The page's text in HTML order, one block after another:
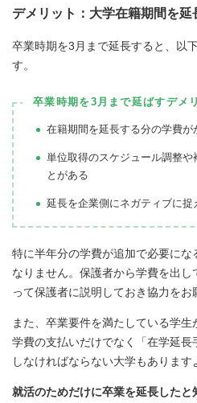
デメリット：大学在籍期間を
卒業時期を3月まで延長すると、以
す。
卒業時期を3月まで延ばすデメ
在籍期間を延長する分の学費が
単位取得のスケジュール調整や
とがある
延長を企業側にネガティブに捉
特に半年分の学費が追加で必要に
なりません。保護者から学費を出
って保護者に説明しておき協力をお
また、卒業要件を満たしている学生
学費の支払いだけでなく「在学延
しなければならない大学もあります
就活のためだけに卒業を延長したと